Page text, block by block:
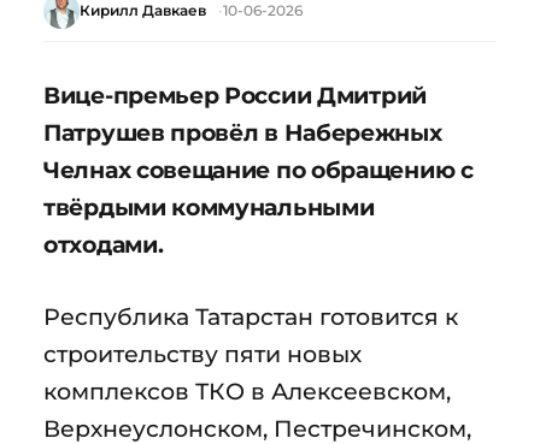
Кирилл Давкаев 10-06-2026
Вице-премьер России Дмитрий
Патрушев провёл в Набережных
Челнах совещание по обращению с
твёрдыми коммунальными
отходами.
Республика Татарстан готовится к
строительству пяти новых
комплексов ТКО в Алексеевском,
Верхнеуслонском, Пестречинском,